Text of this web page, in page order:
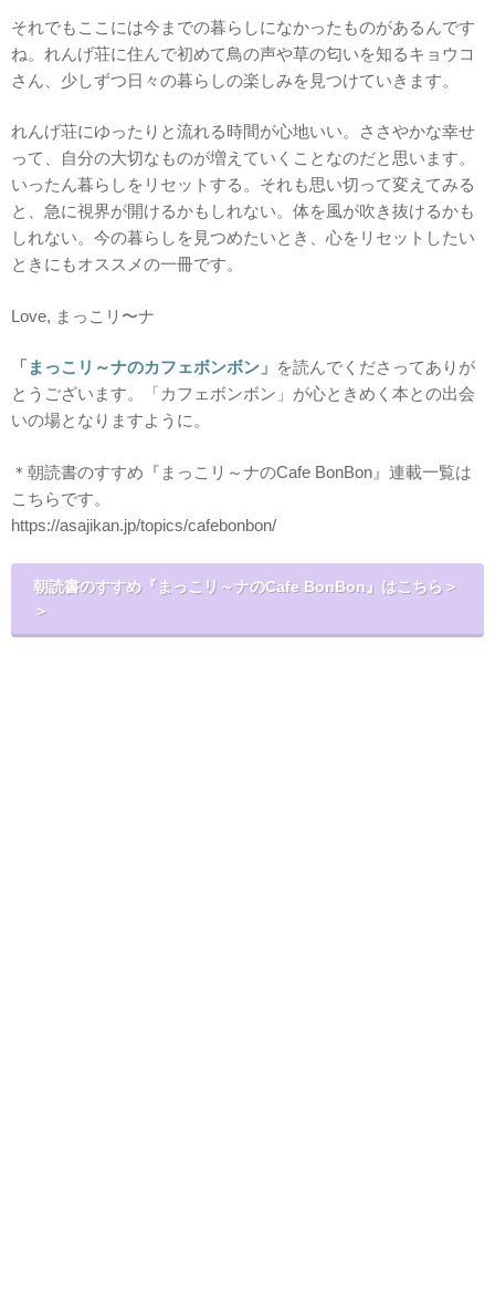
それでもここには今までの暮らしになかったものがあるんです
ね。れんげ荘に住んで初めて鳥の声や草の匂いを知るキョウコ
さん、少しずつ日々の暮らしの楽しみを見つけていきます。
れんげ荘にゆったりと流れる時間が心地いい。ささやかな幸せ
って、自分の大切なものが増えていくことなのだと思います。
いったん暮らしをリセットする。それも思い切って変えてみる
と、急に視界が開けるかもしれない。体を風が吹き抜けるかも
しれない。今の暮らしを見つめたいとき、心をリセットしたい
ときにもオススメの一冊です。
Love, まっこリ〜ナ
「まっこリ～ナのカフェボンボン」 を読んでくださってありが
とうございます。「カフェボンボン」が心ときめく本との出会
いの場となりますように。
＊朝読書のすすめ『まっこリ～ナのCafe BonBon』連載一覧は
こちらです。
https://asajikan.jp/topics/cafebonbon/
朝読書のすすめ『まっこリ～ナのCafe BonBon』はこちら＞
＞